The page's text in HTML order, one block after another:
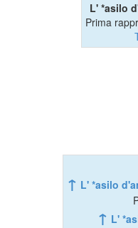
L' *asilo
Prima
↑ L' *asilo
↑ L'